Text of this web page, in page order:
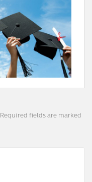
Required fields are marked